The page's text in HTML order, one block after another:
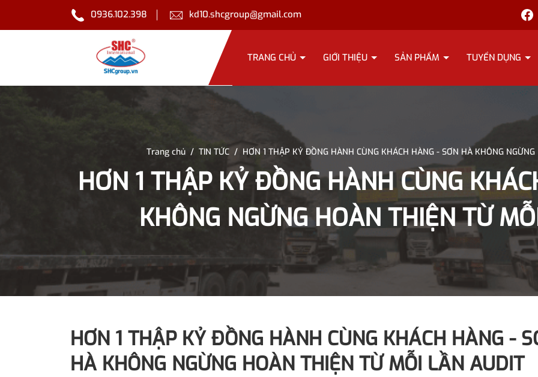
0936.102.398 kd10.shcgroup@gmail.com
TRANG CHỦ GIỚI THIỆU SẢN PHẨM TUYỂN DỤNG
Trang chủ / TIN TỨC / HƠN 1 THẬP KỶ ĐỒNG HÀNH CÙNG KHÁCH HÀNG - SƠN HÀ KHÔNG
HƠN 1 THẬP KỶ ĐỒNG HÀNH CÙNG
KHÔNG NGỪNG HOÀN THIỆN TỪ
HƠN 1 THẬP KỶ ĐỒNG HÀNH CÙNG KHÁCH HÀNG -
HÀ KHÔNG NGỪNG HOÀN THIỆN TỪ MỖI LẦN AUDIT